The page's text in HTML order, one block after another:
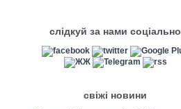
слідкуй за нами соціально
свіжі новини